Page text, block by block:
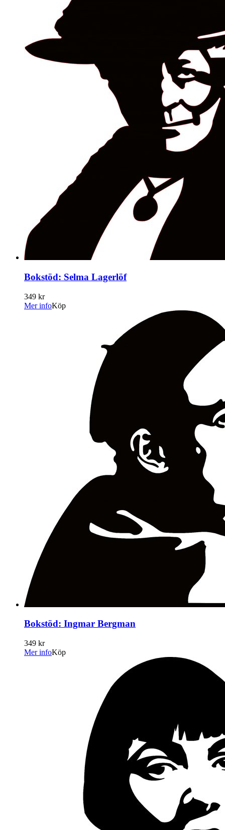
Bokstöd: Selma Lagerlöf
349 kr
Mer infoKöp
Bokstöd: Ingmar Bergman
349 kr
Mer infoKöp